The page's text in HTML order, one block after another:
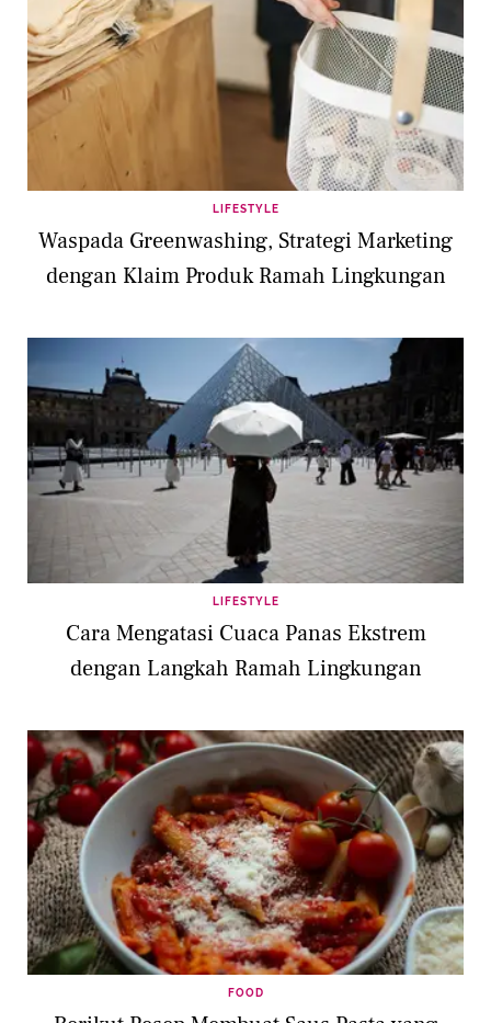
LIFESTYLE
Waspada Greenwashing, Strategi Marketing
dengan Klaim Produk Ramah Lingkungan
LIFESTYLE
Cara Mengatasi Cuaca Panas Ekstrem
dengan Langkah Ramah Lingkungan
FOOD